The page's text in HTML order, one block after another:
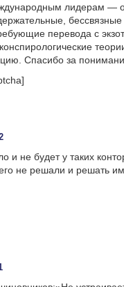
лидерам —
бессвязные
перевода с
Спасибо за
и не будет у таких
не решали и решать